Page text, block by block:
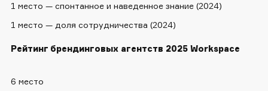
1 место — спонтанное и наведенное знание (2024)
1 место — доля сотрудничества (2024)
Рейтинг брендинговых агентств 2025 Workspace
6 место